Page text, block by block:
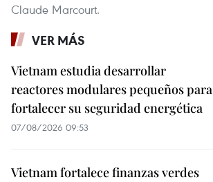
Claude Marcourt.
VER MÁS
Vietnam estudia desarrollar
reactores modulares pequeños para
fortalecer su seguridad energética
07/08/2026 09:53
Vietnam fortalece finanzas verdes